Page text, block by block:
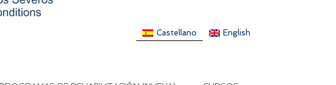
Castellano English